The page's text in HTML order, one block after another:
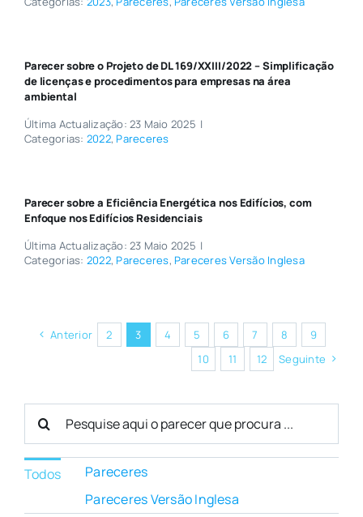
Parecer sobre o Projeto de DL 169/XXIII/2022 – Simplificação
de licenças e procedimentos para empresas na área
ambiental
Última Actualização: 23 Maio 2025 |
Categorias: 2022,Pareceres
Parecer sobre a Eficiência Energética nos Edifícios, com
Enfoque nos Edifícios Residenciais
Última Actualização: 23 Maio 2025 |
Categorias: 2022,Pareceres, Pareceres Versão Inglesa
Anterior 2 3 4 5 6 7 8
9
10
11 12 Seguinte
Search
Todos
Pareceres
Pareceres Versão Inglesa